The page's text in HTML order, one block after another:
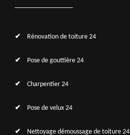
Rénovation de toiture 24
Pose de gouttière 24
Charpentier 24
Pose de velux 24
Nettoyage démoussage de toiture 24